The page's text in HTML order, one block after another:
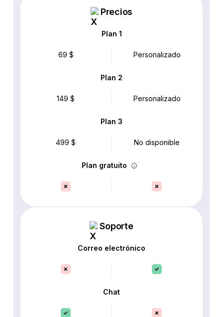
Precios
Plan 1
69 $ Personalizado
Plan 2
149 $ Personalizado
Plan 3
499 $ No disponible
Plan gratuito
Soporte
Correo electrónico
Chat